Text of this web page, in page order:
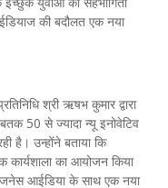
की बदौलत एक नया
श्री ऋषभ कुमार द्वारा
50 से ज्यादा न्यू इनोवेटिव
है। उन्होंने बताया कि
कार्यशाला का आयोजन किया
आईडिया के साथ एक नया